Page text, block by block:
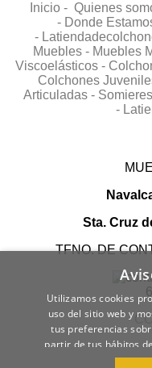
Inicio - Quienes
- Donde
-
Muebles - Muebles
Viscoelásticos -
Colchones
Articuladas -
-
Sta. Cruz
TFNO. DE
Utilizamos cookies
uso del sitio web y
tus preferencias
partir de tus hábitos